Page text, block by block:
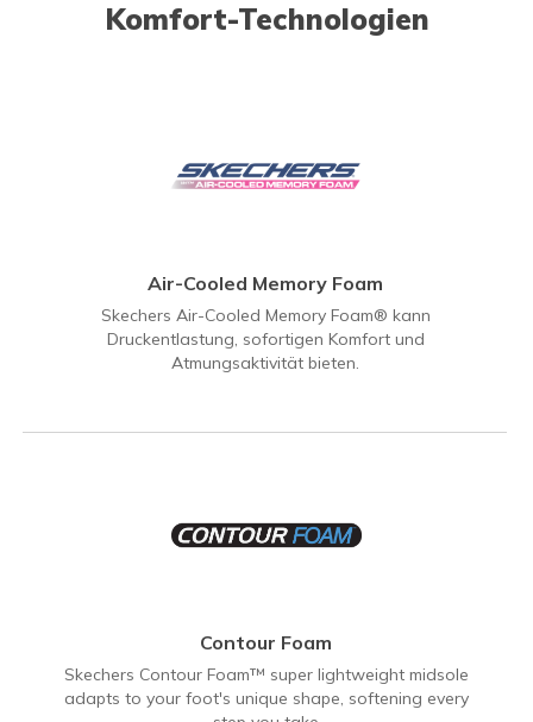
Komfort-Technologien
Air-Cooled Memory Foam
Skechers Air-Cooled Memory Foam® kann
Druckentlastung, sofortigen Komfort und
Atmungsaktivität bieten.
Contour Foam
Skechers Contour Foam™ super lightweight midsole
adapts to your foot's unique shape, softening every